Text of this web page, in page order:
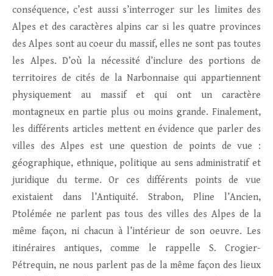
conséquence, c’est aussi s’interroger sur les limites des
Alpes et des caractères alpins car si les quatre provinces
des Alpes sont au coeur du massif, elles ne sont pas toutes
les Alpes. D’où la nécessité d’inclure des portions de
territoires de cités de la Narbonnaise qui appartiennent
physiquement au massif et qui ont un caractère
montagneux en partie plus ou moins grande. Finalement,
les différents articles mettent en évidence que parler des
villes des Alpes est une question de points de vue :
géographique, ethnique, politique au sens administratif et
juridique du terme. Or ces différents points de vue
existaient dans l’Antiquité. Strabon, Pline l’Ancien,
Ptolémée ne parlent pas tous des villes des Alpes de la
même façon, ni chacun à l’intérieur de son oeuvre. Les
itinéraires antiques, comme le rappelle S. Crogier-
Pétrequin, ne nous parlent pas de la même façon des lieux